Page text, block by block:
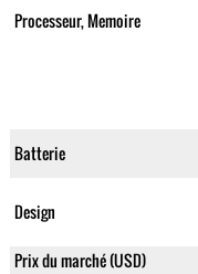
Processeur, Memoire
Batterie
Design
Prix du marché (USD)